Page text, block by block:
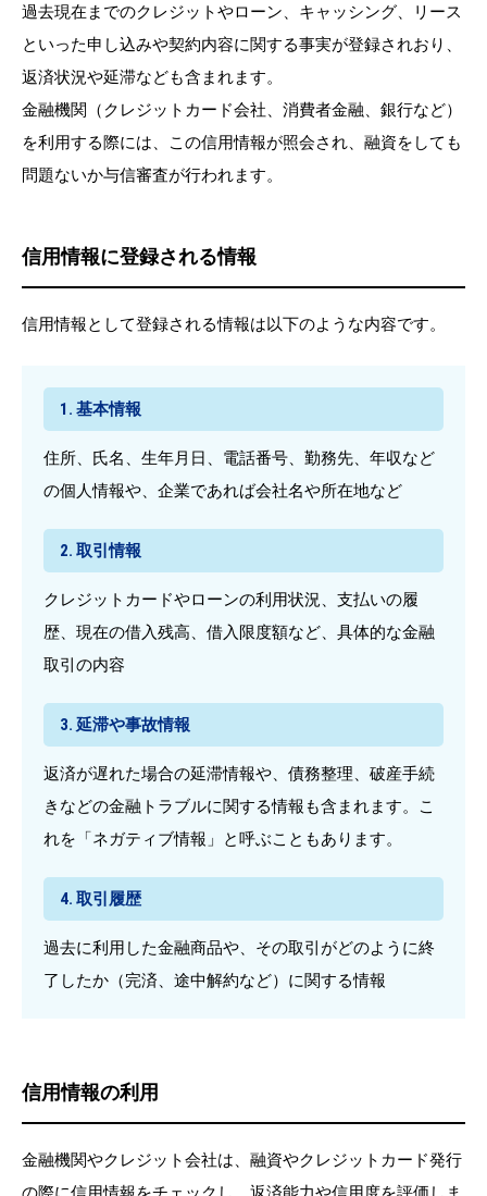
過去現在までのクレジットやローン、キャッシング、リース
といった申し込みや契約内容に関する事実が登録されおり、
返済状況や延滞なども含まれます。
金融機関（クレジットカード会社、消費者金融、銀行など）
を利用する際には、この信用情報が照会され、融資をしても
問題ないか与信審査が行われます。
信用情報に登録される情報
信用情報として登録される情報は以下のような内容です。
1. 基本情報
住所、氏名、生年月日、電話番号、勤務先、年収など
の個人情報や、企業であれば会社名や所在地など
2. 取引情報
クレジットカードやローンの利用状況、支払いの履
歴、現在の借入残高、借入限度額など、具体的な金融
取引の内容
3. 延滞や事故情報
返済が遅れた場合の延滞情報や、債務整理、破産手続
きなどの金融トラブルに関する情報も含まれます。こ
れを「ネガティブ情報」と呼ぶこともあります。
4. 取引履歴
過去に利用した金融商品や、その取引がどのように終
了したか（完済、途中解約など）に関する情報
信用情報の利用
金融機関やクレジット会社は、融資やクレジットカード発行